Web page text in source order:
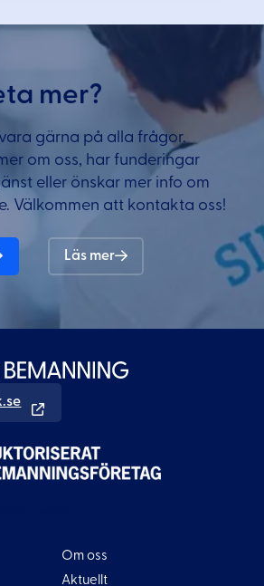
mer?
gärna på alla frågor.
om oss, har funderingar
eller önskar mer info om
Välkommen att kontakta oss!
Läs mer
Om oss
Aktuellt